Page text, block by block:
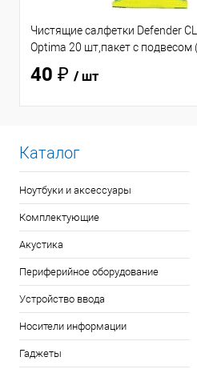
Чистящие салфетки Defender
Optima 20 шт,пакет с подвесом
40 ₽ / шт
Каталог
Ноутбуки и аксессуары
Комплектующие
Акустика
Периферийное оборудование
Устройство ввода
Носители информации
Гаджеты